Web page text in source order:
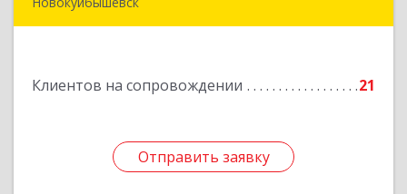
Клиентов на сопровождении 21
Отправить заявку
Подробнее
Отправить заявку